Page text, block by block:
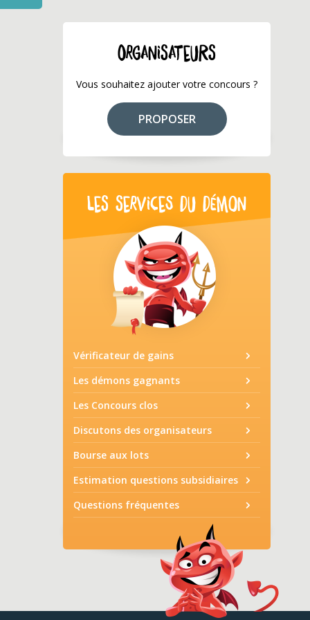
ORGANISATEURS
Vous souhaitez ajouter votre concours ?
PROPOSER
LES SERVICES DU DÉMON
Vérificateur de gains
Les démons gagnants
Les Concours clos
Discutons des organisateurs
Bourse aux lots
Estimation questions subsidiaires
Questions fréquentes